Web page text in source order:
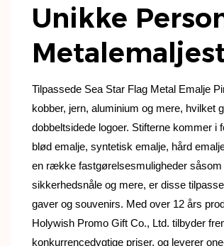
Unikke
Tilpassede Sea Star Flag Metal Emalje
kobber, jern, aluminium og mere, hvilket
dobbeltsidede logoer. Stifterne kommer
blød emalje, syntetisk emalje, hård
en række fastgørelsesmuligheder
sikkerhedsnåle og mere, er disse
gaver og souvenirs. Med over 12 års
Holywish Promo Gift Co., Ltd. tilbyder
konkurrencedygtige priser, og leverer